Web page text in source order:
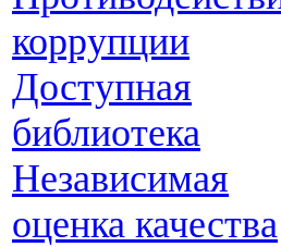
коррупции
Доступная
библиотека
Независимая
оценка качества